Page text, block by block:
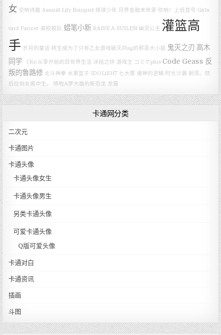
女 交响诗篇 Assault Lily Bouquet 排球少年 月界金融末世录 吹响！上低音号 Girls
und Panzer 高校舰队 蜡笔小新 RAISE A SUILEN 幽灵公主 灌篮高
手 岁月的童话 转生成为了只有乙女游戏破灭Flag的邪恶大小姐 鬼灭之刃 高木
同学
《Re:从零开始的异世界生活 冰结之绊 游戏王 コミケplus Code Geass 反
叛的鲁路修 北斗神拳 水果篮子 IDOLiSH7 七大罪 诸神的逆鳞 时光沙漏 剃须。然
后捡到女高中生。
哆啦A梦大雄的新恐龙 龙猫
卡通网分类
二次元
卡通图片
卡通头像
卡通头像女生
卡通头像男生
另类卡通头像
可爱卡通头像
Q版可爱头像
卡通对白
卡通资讯
插画
斗图